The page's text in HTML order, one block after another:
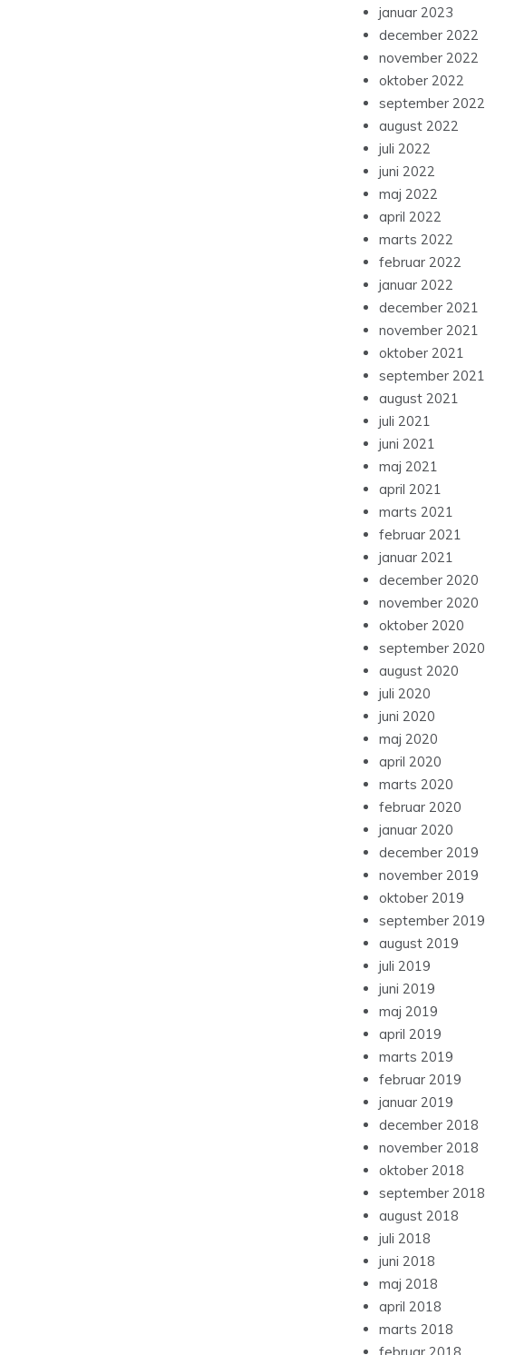
januar 2023
december 2022
november 2022
oktober 2022
september 2022
august 2022
juli 2022
juni 2022
maj 2022
april 2022
marts 2022
februar 2022
januar 2022
december 2021
november 2021
oktober 2021
september 2021
august 2021
juli 2021
juni 2021
maj 2021
april 2021
marts 2021
februar 2021
januar 2021
december 2020
november 2020
oktober 2020
september 2020
august 2020
juli 2020
juni 2020
maj 2020
april 2020
marts 2020
februar 2020
januar 2020
december 2019
november 2019
oktober 2019
september 2019
august 2019
juli 2019
juni 2019
maj 2019
april 2019
marts 2019
februar 2019
januar 2019
december 2018
november 2018
oktober 2018
september 2018
august 2018
juli 2018
juni 2018
maj 2018
april 2018
marts 2018